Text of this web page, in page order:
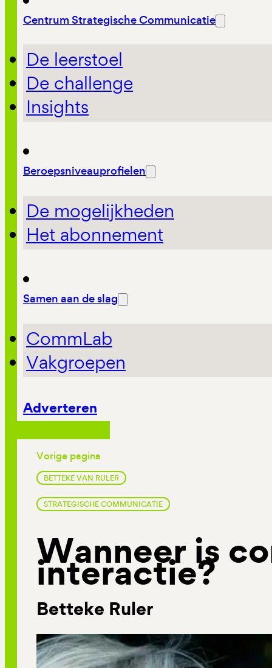
Centrum Strategische Communicatie
De leerstoel
De challenge
Insights
Beroepsniveauprofielen
De mogelijkheden
Het abonnement
Samen aan de slag
CommLab
Vakgroepen
Adverteren
Vorige pagina
BETTEKE VAN RULER
STRATEGISCHE COMMUNICATIE
Wanneer is
interactie?
Betteke Ruler